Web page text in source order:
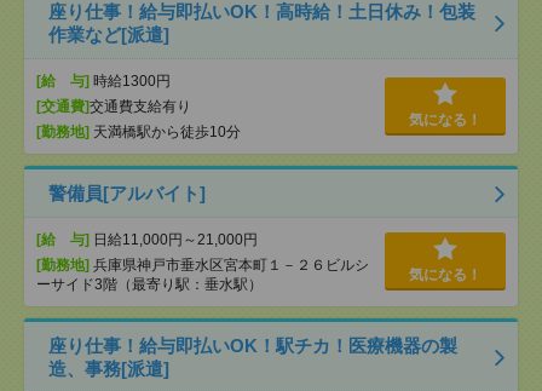
座り仕事！給与即払いOK！高時給！土日休み！包装
作業など[派遣]
[給 与] 時給1300円
[交通費]交通費支給有り
[勤務地] 天満橋駅から徒歩10分
気になる！
警備員[アルバイト]
[給 与] 日給11,000円～21,000円
[勤務地] 兵庫県神戸市垂水区宮本町１－２６ビルシ
ーサイド3階（最寄り駅：垂水駅）
気になる！
座り仕事！給与即払いOK！駅チカ！医療機器の製
造、事務[派遣]